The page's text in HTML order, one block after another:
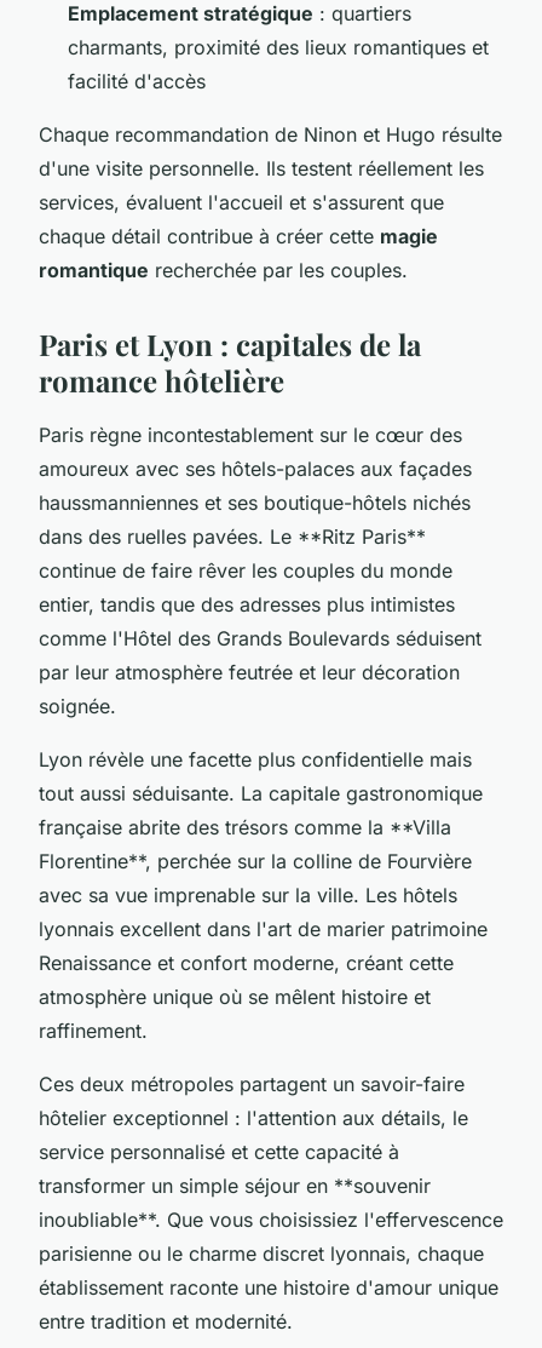
Emplacement stratégique : quartiers
charmants, proximité des lieux romantiques et
facilité d'accès
Chaque recommandation de Ninon et Hugo résulte
d'une visite personnelle. Ils testent réellement les
services, évaluent l'accueil et s'assurent que
chaque détail contribue à créer cette magie
romantique recherchée par les couples.
Paris et Lyon : capitales de la
romance hôtelière
Paris règne incontestablement sur le cœur des
amoureux avec ses hôtels-palaces aux façades
haussmanniennes et ses boutique-hôtels nichés
dans des ruelles pavées. Le **Ritz Paris**
continue de faire rêver les couples du monde
entier, tandis que des adresses plus intimistes
comme l'Hôtel des Grands Boulevards séduisent
par leur atmosphère feutrée et leur décoration
soignée.
Lyon révèle une facette plus confidentielle mais
tout aussi séduisante. La capitale gastronomique
française abrite des trésors comme la **Villa
Florentine**, perchée sur la colline de Fourvière
avec sa vue imprenable sur la ville. Les hôtels
lyonnais excellent dans l'art de marier patrimoine
Renaissance et confort moderne, créant cette
atmosphère unique où se mêlent histoire et
raffinement.
Ces deux métropoles partagent un savoir-faire
hôtelier exceptionnel : l'attention aux détails, le
service personnalisé et cette capacité à
transformer un simple séjour en **souvenir
inoubliable**. Que vous choisissiez l'effervescence
parisienne ou le charme discret lyonnais, chaque
établissement raconte une histoire d'amour unique
entre tradition et modernité.